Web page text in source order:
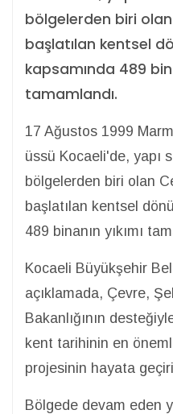
bölgelerden biri
başlatılan kentsel
kapsamında 489
tamamlandı.
17 Ağustos 1999
üssü Kocaeli'de, yapı
bölgelerden biri olan
başlatılan kentsel
489 binanın yıkımı
Kocaeli Büyükşehir
açıklamada, Çevre,
Bakanlığının
kent tarihinin en
projesinin hayata
Bölgede devam eden